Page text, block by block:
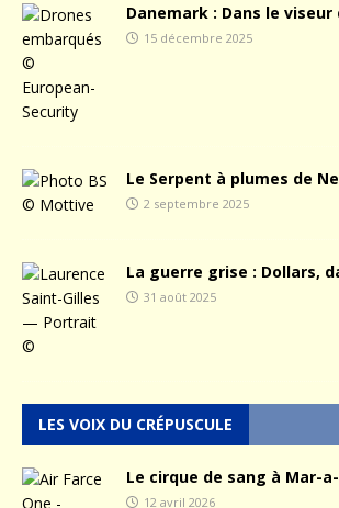
Danemark : Dans le viseur
15 décembre 2025
Le Serpent à plumes de
2 septembre 2025
La guerre grise : Dollars,
31 août 2025
LES VOIX DU CRÉPUSCULE
Le cirque de sang à Mar-
12 avril 2026